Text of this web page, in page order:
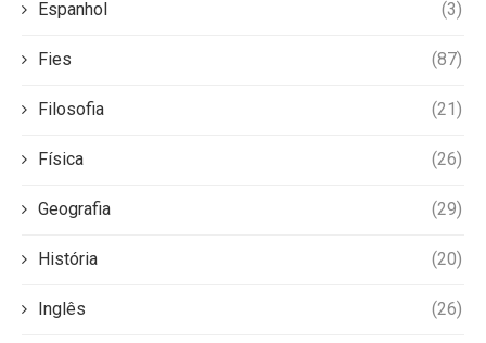
Espanhol (3)
Fies (87)
Filosofia (21)
Física (26)
Geografia (29)
História (20)
Inglês (26)